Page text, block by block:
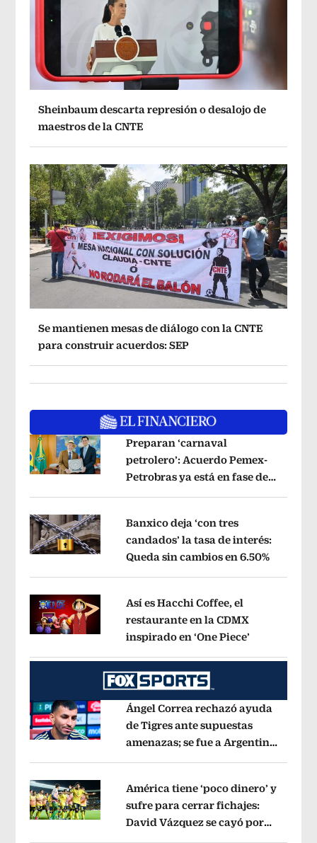
Sheinbaum descarta represión o desalojo de
maestros de la CNTE
Se mantienen mesas de diálogo con la CNTE
para construir acuerdos: SEP
Opens in new window
Preparan ‘carnaval
petrolero’: Acuerdo Pemex-
Petrobras ya está en fase de
Opens in new window
Banxico deja ‘con tres
candados’ la tasa de interés:
Queda sin cambios en 6.50%Opens
Opens in new window
Así es Hacchi Coffee, el
restaurante en la CDMX
inspirado en ‘One Piece’
Opens in new window
Ángel Correa rechazó ayuda
de Tigres ante supuestas
amenazas; se fue a Argentina
Opens in new window
América tiene ‘poco dinero’ y
sufre para cerrar fichajes:
David Vázquez se cayó por